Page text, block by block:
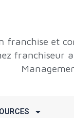
franchise et
franchiseur